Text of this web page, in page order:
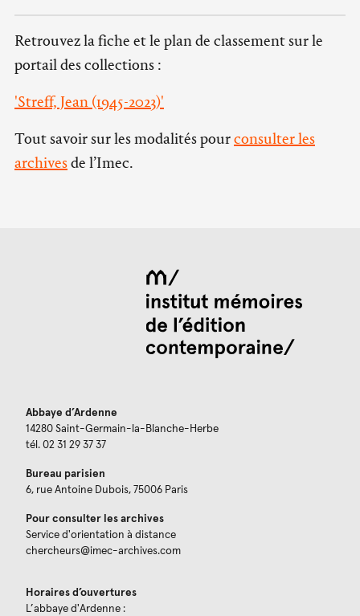
Retrouvez la fiche et le plan de classement sur le
portail des collections :
'Streff, Jean (1945-2023)'
Tout savoir sur les modalités pourconsulter les
archivesde l’Imec.
Abbaye d’Ardenne
14280 Saint-Germain-la-Blanche-Herbe
tél. 02 31 29 37 37
Bureau parisien
6, rue Antoine Dubois, 75006 Paris
Pour consulter les archives
Service d'orientation à distance
chercheurs@imec-archives.com
Horaires d’ouvertures
L’abbaye d'Ardenne :